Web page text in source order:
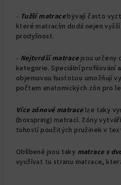
- Tužší matracebývají často
které matracím dodá nejen
prodyšnost.
- Nejtvrdší matracejsou určeny
kategorie. Speciální profilování
objemovou hustotou umožňují
počtem anatomických zón pro
Více zónové matracelze taky
(boxspring) matrací. Zóny
tuhostí použitých pružinek v
Oblíbené jsou taky matrace s
využívat tu stranu matrace,